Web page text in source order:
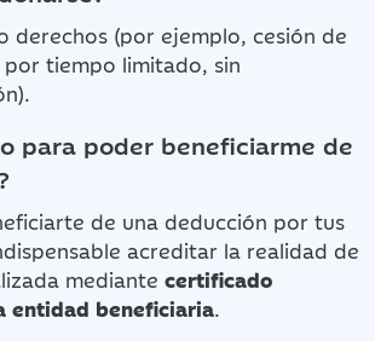
derechos (por ejemplo, cesión de
por tiempo limitado, sin
para poder beneficiarme de
de una deducción por tus
acreditar la realidad de
mediante certificado
entidad beneficiaria.